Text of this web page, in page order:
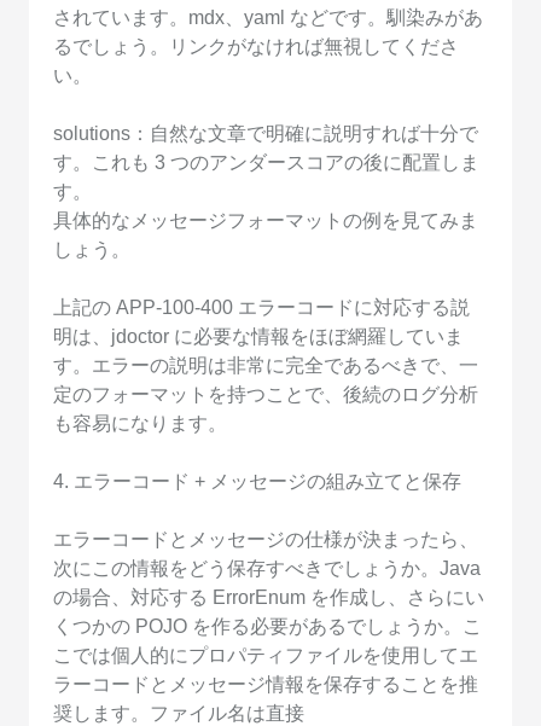
されています。mdx、yaml などです。馴染みがあ
るでしょう。リンクがなければ無視してくださ
い。
solutions：自然な文章で明確に説明すれば十分で
す。これも 3 つのアンダースコアの後に配置しま
す。
具体的なメッセージフォーマットの例を見てみま
しょう。
上記の APP-100-400 エラーコードに対応する説
明は、jdoctor に必要な情報をほぼ網羅していま
す。エラーの説明は非常に完全であるべきで、一
定のフォーマットを持つことで、後続のログ分析
も容易になります。
4. エラーコード + メッセージの組み立てと保存
エラーコードとメッセージの仕様が決まったら、
次にこの情報をどう保存すべきでしょうか。Java
の場合、対応する ErrorEnum を作成し、さらにい
くつかの POJO を作る必要があるでしょうか。こ
こでは個人的にプロパティファイルを使用してエ
ラーコードとメッセージ情報を保存することを推
奨します。ファイル名は直接